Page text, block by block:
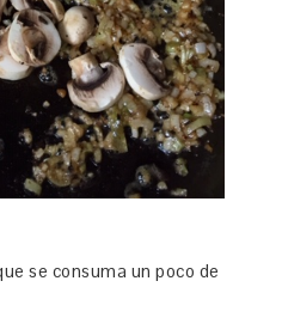
se consuma un poco de